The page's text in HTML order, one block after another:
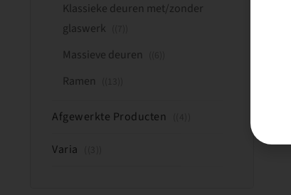
Klassieke deuren met/zonder
glaswerk
Massieve deuren
Ramen
Afgewerkte Producten
Varia